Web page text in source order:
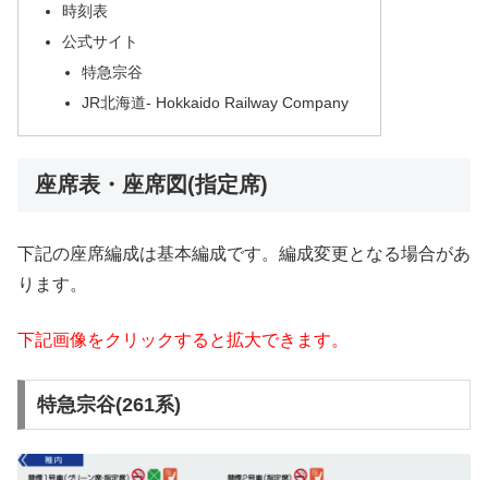
時刻表
公式サイト
特急宗谷
JR北海道- Hokkaido Railway Company
座席表・座席図(指定席)
下記の座席編成は基本編成です。編成変更となる場合があ
ります。
下記画像をクリックすると拡大できます。
特急宗谷(261系)